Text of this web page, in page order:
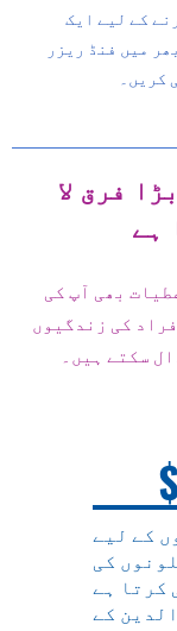
کے لیے ایک
میں فنڈ ریزر
فرق لا
بھی آپ کی
کی زندگیوں
کے لیے
کی
کرتا ہے
کے